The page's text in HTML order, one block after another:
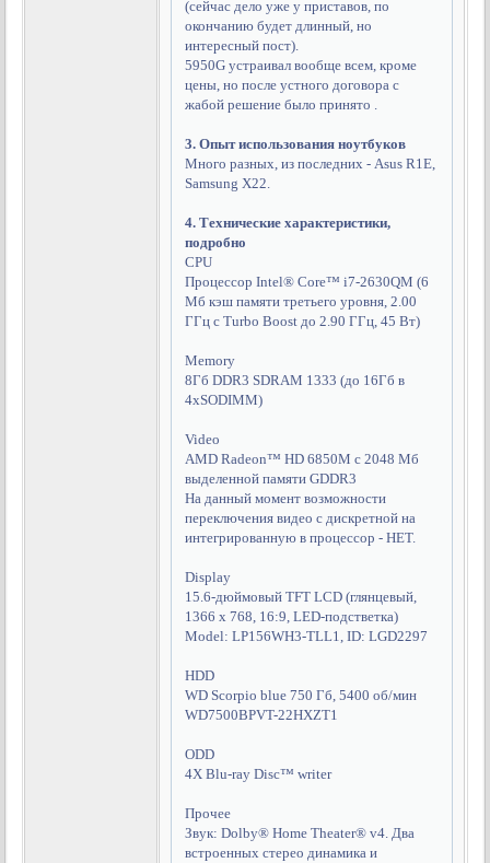
(сейчас дело уже у приставов, по
окончанию будет длинный, но
интересный пост).
5950G устраивал вообще всем, кроме
цены, но после устного договора с
жабой решение было принято .
3. Опыт использования ноутбуков
Много разных, из последних - Asus R1E,
Samsung X22.
4. Технические характеристики,
подробно
CPU
Процессор Intel® Core™ i7-2630QM (6
Мб кэш памяти третьего уровня, 2.00
ГГц с Turbo Boost до 2.90 ГГц, 45 Вт)
Memory
8Гб DDR3 SDRAM 1333 (до 16Гб в
4хSODIMM)
Video
AMD Radeon™ HD 6850M с 2048 Мб
выделенной памяти GDDR3
На данный момент возможности
переключения видео с дискретной на
интегрированную в процессор - НЕТ.
Display
15.6-дюймовый TFT LCD (глянцевый,
1366 x 768, 16:9, LED-подстветка)
Model: LP156WH3-TLL1, ID: LGD2297
HDD
WD Scorpio blue 750 Гб, 5400 об/мин
WD7500BPVT-22HXZT1
ODD
4X Blu-ray Disc™ writer
Прочее
Звук: Dolby® Home Theater® v4. Два
встроенных стерео динамика и